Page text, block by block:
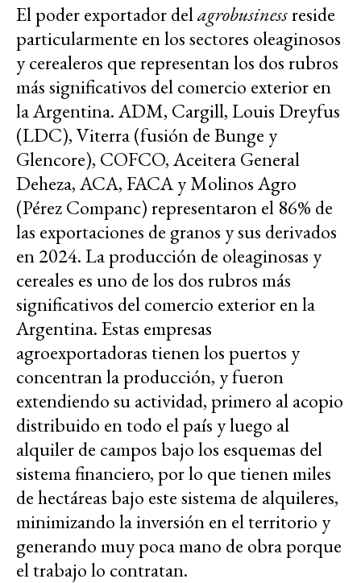
El poder exportador delagrobusinessreside
particularmente en los sectores oleaginosos
y cerealeros que representan los dos rubros
más significativos del comercio exterior en
la Argentina. ADM, Cargill, Louis Dreyfus
(LDC), Viterra (fusión de Bunge y
Glencore), COFCO, Aceitera General
Deheza, ACA, FACA y Molinos Agro
(Pérez Companc) representaron el 86% de
las exportaciones de granos y sus derivados
en 2024. La producción de oleaginosas y
cereales es uno de los dos rubros más
significativos del comercio exterior en la
Argentina. Estas empresas
agroexportadoras tienen los puertos y
concentran la producción, y fueron
extendiendo su actividad, primero al acopio
distribuido en todo el país y luego al
alquiler de campos bajo los esquemas del
sistema financiero, por lo que tienen miles
de hectáreas bajo este sistema de alquileres,
minimizando la inversión en el territorio y
generando muy poca mano de obra porque
el trabajo lo contratan.